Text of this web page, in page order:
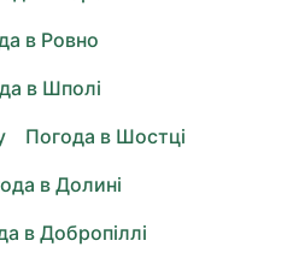
в Ровно
в Шполі
Погода в Шостці
в Долині
в Добропіллі